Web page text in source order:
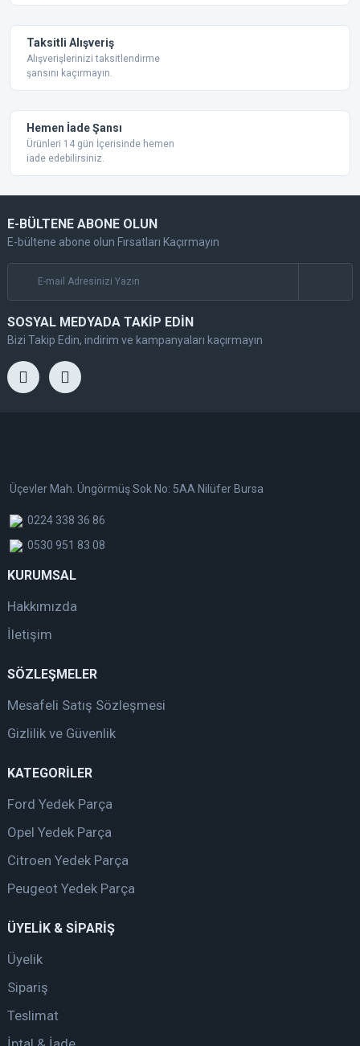
Taksitli Alışveriş
Alışverişlerinizi taksitlendirme
şansını kaçırmayın.
Hemen İade Şansı
Ürünleri 14 gün İçerisinde hemen
iade edebilirsiniz.
E-BÜLTENE ABONE OLUN
E-bültene abone olun Fırsatları Kaçırmayın
SOSYAL MEDYADA TAKİP EDİN
Bizi Takip Edin, indirim ve kampanyaları kaçırmayın
Üçevler Mah. Üngörmüş Sok No: 5AA Nilüfer Bursa
0224 338 36 86
0530 951 83 08
KURUMSAL
Hakkımızda
İletişim
SÖZLEŞMELER
Mesafeli Satış Sözleşmesi
Gizlilik ve Güvenlik
KATEGORİLER
Ford Yedek Parça
Opel Yedek Parça
Citroen Yedek Parça
Peugeot Yedek Parça
ÜYELİK & SİPARİŞ
Üyelik
Sipariş
Teslimat